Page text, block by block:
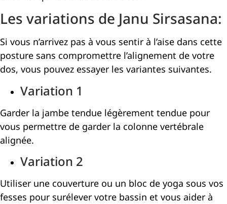
Les variations de Janu Sirsasana:
Si vous n’arrivez pas à vous sentir à l’aise dans cette
posture sans compromettre l’alignement de votre
dos, vous pouvez essayer les variantes suivantes.
Variation 1
Garder la jambe tendue légèrement tendue pour
vous permettre de garder la colonne vertébrale
alignée.
Variation 2
Utiliser une couverture ou un bloc de yoga sous vos
fesses pour surélever votre bassin et vous aider à